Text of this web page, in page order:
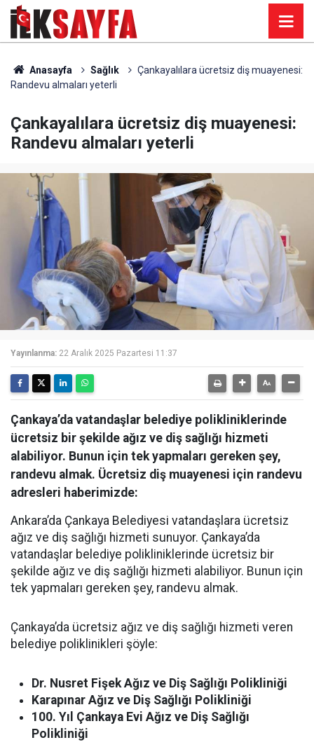
Anasayfa Sağlık
Çankayalılara ücretsiz diş muayenesi:
Randevu almaları yeterli
Çankayalılara ücretsiz diş muayenesi:
Randevu almaları yeterli
Yayınlanma: 22 Aralık 2025 Pazartesi 11:37
Çankaya’da vatandaşlar belediye polikliniklerinde
ücretsiz bir şekilde ağız ve diş sağlığı hizmeti
alabiliyor. Bunun için tek yapmaları gereken şey,
randevu almak. Ücretsiz diş muayenesi için randevu
adresleri haberimizde:
Ankara’da Çankaya Belediyesi vatandaşlara ücretsiz
ağız ve diş sağlığı hizmeti sunuyor. Çankaya’da
vatandaşlar belediye polikliniklerinde ücretsiz bir
şekilde ağız ve diş sağlığı hizmeti alabiliyor. Bunun için
tek yapmaları gereken şey, randevu almak.
Çankaya’da ücretsiz ağız ve diş sağlığı hizmeti veren
belediye poliklinikleri şöyle:
Dr. Nusret Fişek Ağız ve Diş Sağlığı Polikliniği
Karapınar Ağız ve Diş Sağlığı Polikliniği
100. Yıl Çankaya Evi Ağız ve Diş Sağlığı
Polikliniği